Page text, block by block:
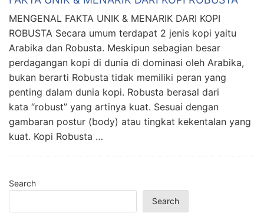
MENGENAL FAKTA UNIK & MENARIK DARI KOPI
ROBUSTA Secara umum terdapat 2 jenis kopi yaitu
Arabika dan Robusta. Meskipun sebagian besar
perdagangan kopi di dunia di dominasi oleh Arabika,
bukan berarti Robusta tidak memiliki peran yang
penting dalam dunia kopi. Robusta berasal dari
kata “robust” yang artinya kuat. Sesuai dengan
gambaran postur (body) atau tingkat kekentalan yang
kuat. Kopi Robusta …
Search
Search